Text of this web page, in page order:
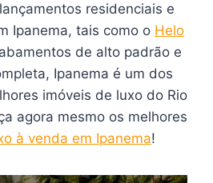
residenciais e
Ipanema, tais como o Helo
de alto padrão e
Ipanema é um dos
imóveis de luxo do Rio
agora mesmo os melhores
à venda em Ipanema!